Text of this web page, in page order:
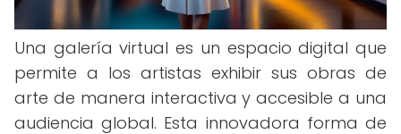
Una galería virtual es un espacio digital que
permite a los artistas exhibir sus obras de
arte de manera interactiva y accesible a una
audiencia global. Esta innovadora forma de